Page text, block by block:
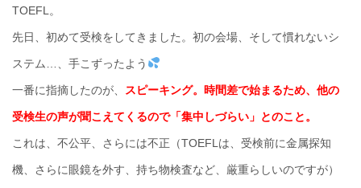
TOEFL。
先日、初めて受検をしてきました。初の会場、そして慣れないシ
ステム…、手こずったよう
一番に指摘したのが、 スピーキング。時間差で始まるため、他の
受検生の声が聞こえてくるので「集中しづらい」とのこと。
これは、不公平、さらには不正（TOEFLは、受検前に金属探知
機、さらに眼鏡を外す、持ち物検査など、厳重らしいのですが）